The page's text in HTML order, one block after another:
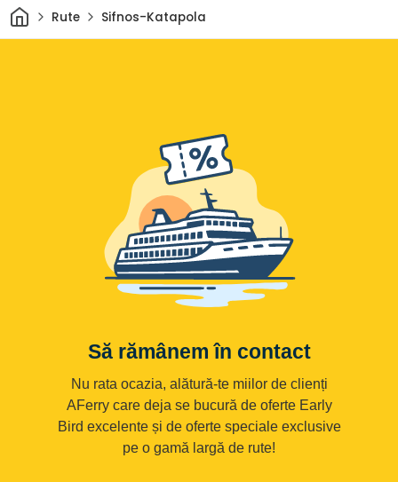
AcasăRute Sifnos-Katapola
Să rămânem în contact
Nu rata ocazia, alătură-te miilor de clienți
AFerry care deja se bucură de oferte Early
Bird excelente și de oferte speciale exclusive
pe o gamă largă de rute!